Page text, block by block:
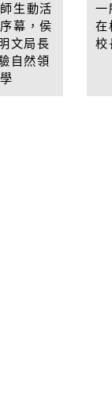
生動活
幕，侯
文局長
自然領
一
在
校